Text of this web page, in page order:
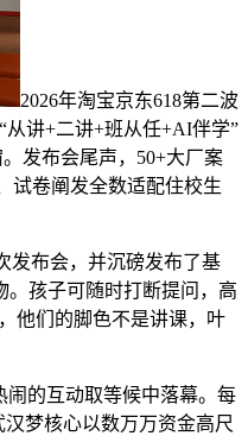
2026年淘宝京东618第二波
讲+二讲+班从任+AI伴学”
发布会尾声，50+大厂案
试卷阐发全数适配住校生
发布会，并沉磅发布了基
。孩子可随时打断提问，高
他们的脚色不是讲课，叶
的互动取等候中落幕。每
梦核心以数万万资金高尺